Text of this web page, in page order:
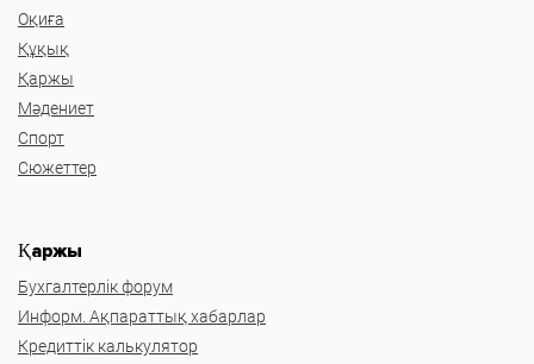
Оқиға
Құқық
Қаржы
Мәдениет
Спорт
Сюжеттер
Қаржы
Бухгалтерлік форум
Информ. Ақпараттық хабарлар
Кредиттік калькулятор